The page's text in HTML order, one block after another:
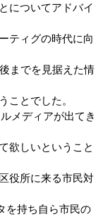
についてアドバイ
ティグの時代に向
までを見据えた情
ことでした。
メディアが出てき
欲しいということ
役所に来る市民対
を持ち自ら市民の